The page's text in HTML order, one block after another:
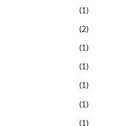
(1)
(2)
(1)
(1)
(1)
(1)
(1)